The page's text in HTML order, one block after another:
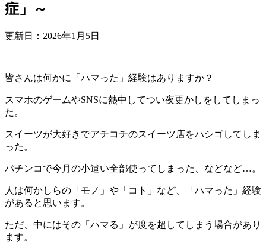
症」～
更新日： 2026年1月5日
皆さんは何かに「ハマった」経験はありますか？
スマホのゲームやSNSに熱中してつい夜更かしをしてしまっ
た。
スイーツが大好きでアチコチのスイーツ店をハシゴしてしま
った。
パチンコで今月の小遣い全部使ってしまった、などなど…。
人は何かしらの「モノ」や「コト」など、「ハマった」経験
があると思います。
ただ、中にはその「ハマる」が度を超してしまう場合があり
ます。